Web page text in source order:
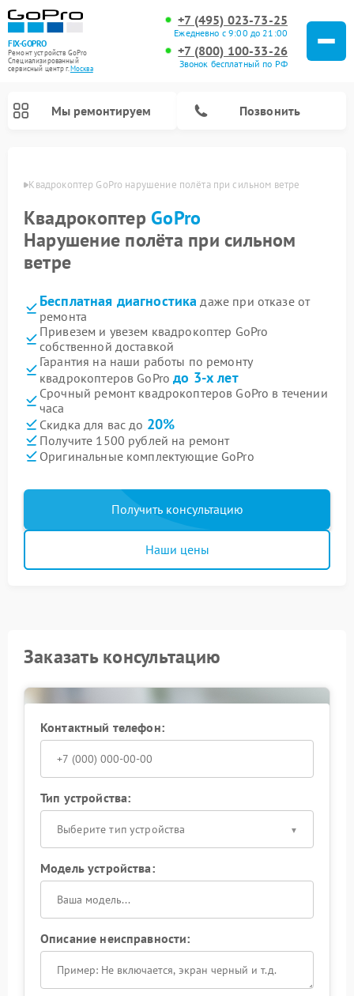
FIX-GOPRO
Ремонт устройств GoPro
Специализированный
cервисный центр г.Москва
+7 (495) 023-73-25
Ежедневно с 9:00 до 21:00
+7 (800) 100-33-26
Звонок бесплатный по РФ
Мы ремонтируем Позвонить
Квадрокоптер GoPro нарушение полёта при сильном ветре
Квадрокоптер GoPro
Нарушение полёта при сильном
ветре
Бесплатная диагностика даже при отказе от
ремонта
Привезем и увезем квадрокоптер GoPro
собственной доставкой
Гарантия на наши работы по ремонту
квадрокоптеров GoProдо 3-х лет
Срочный ремонт квадрокоптеров GoPro в течении
часа
Скидка для вас до 20%
Получите 1500 рублей на ремонт
Оригинальные комплектующие GoPro
Получить консультацию
Наши цены
Заказать консультацию
Контактный телефон:
Тип устройства:
Выберите тип устройства
Модель устройства:
Описание неисправности: